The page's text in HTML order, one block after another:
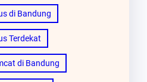
di Bandung
Terdekat
di Bandung